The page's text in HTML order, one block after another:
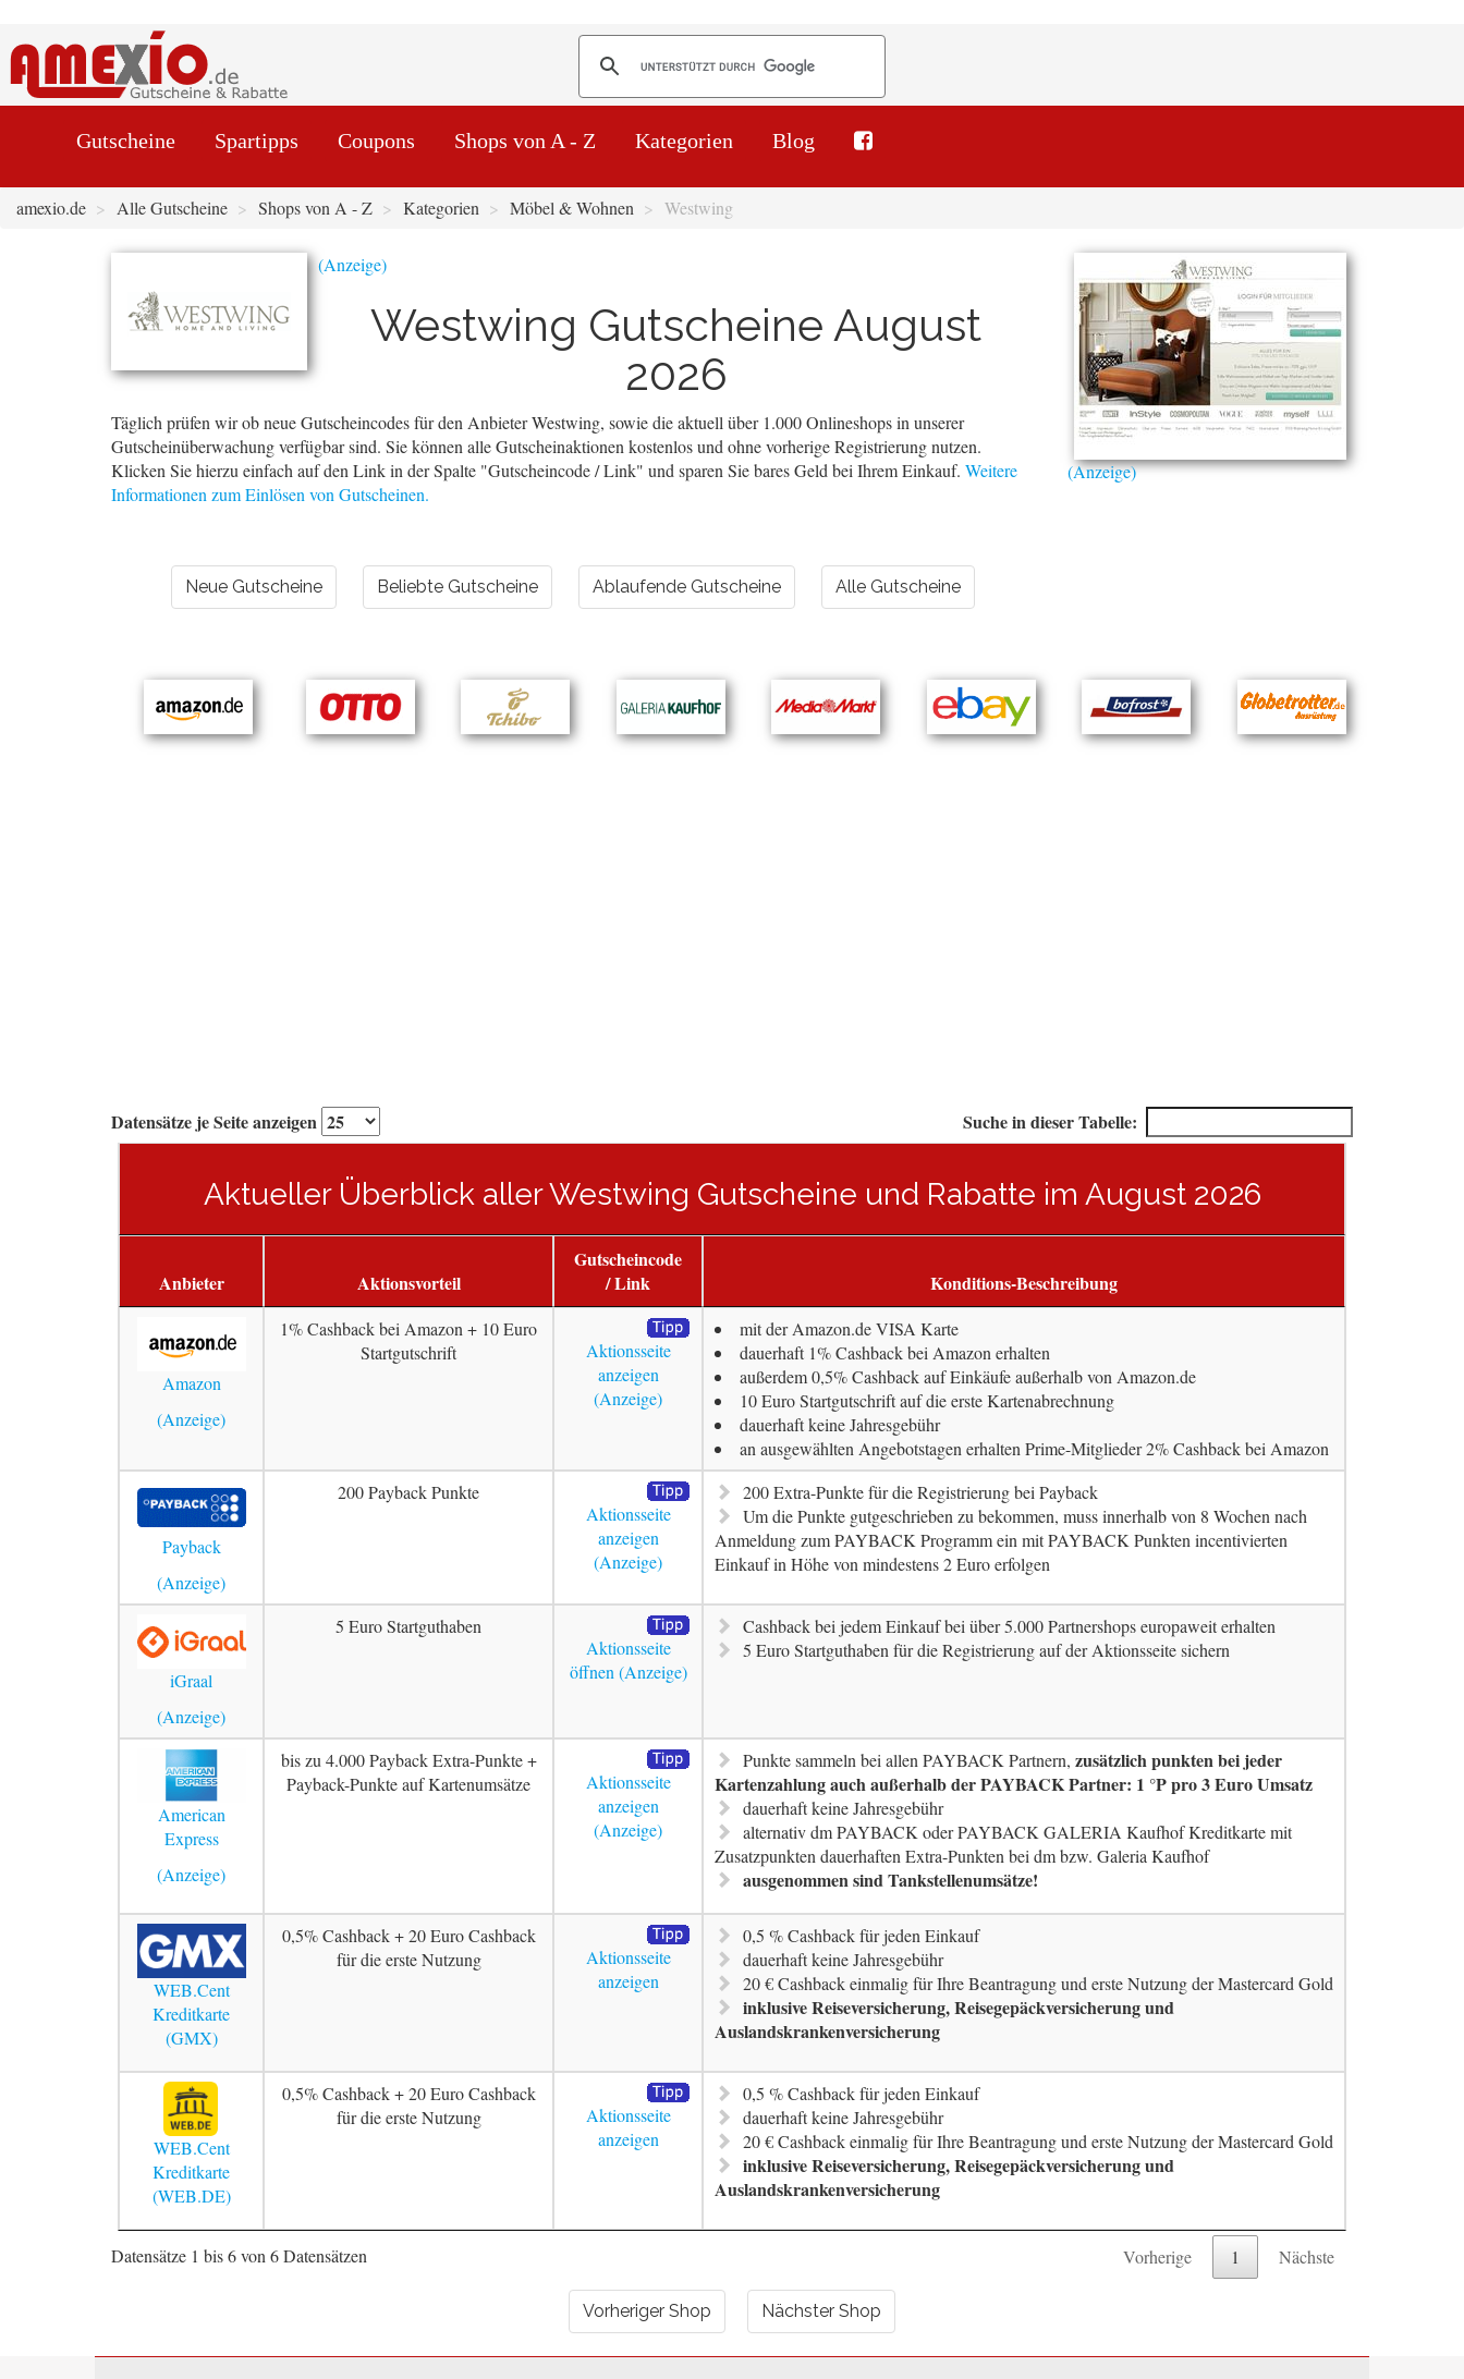
Gutscheine Spartipps Coupons Shops von A - Z Kategorien Blog
amexio.de Alle Gutscheine Shops von A - Z Kategorien Möbel & Wohnen Westwing
Westwing Gutscheine August
2026
Täglich prüfen wir ob neue Gutscheincodes für den Anbieter Westwing, sowie die aktuell über 1.000 Onlineshops in unserer
Gutscheinüberwachung verfügbar sind. Sie können alle Gutscheinaktionen kostenlos und ohne vorherige Registrierung nutzen.
Klicken Sie hierzu einfach auf den Link in der Spalte "Gutscheincode / Link" und sparen Sie bares Geld bei Ihrem Einkauf. Weitere
Informationen zum Einlösen von Gutscheinen.
Neue Gutscheine Beliebte Gutscheine Ablaufende Gutscheine Alle Gutscheine
Datensätze je Seite anzeigen Suche in dieser Tabelle:
Aktueller Überblick aller Westwing Gutscheine und Rabatte im August 2026
Anbieter Aktionsvorteil
Gutscheincode
/ Link
Konditions-Beschreibung
Amazon
1% Cashback bei Amazon + 10 Euro
Startgutschrift
Aktionsseite
anzeigen
mit der Amazon.de VISA Karte
dauerhaft 1% Cashback bei Amazon erhalten
außerdem 0,5% Cashback auf Einkäufe außerhalb von Amazon.de
10 Euro Startgutschrift auf die erste Kartenabrechnung
dauerhaft keine Jahresgebühr
an ausgewählten Angebotstagen erhalten Prime-Mitglieder 2% Cashback bei Amazon
Payback
200 Payback Punkte
Aktionsseite
anzeigen
200 Extra-Punkte für die Registrierung bei Payback
Um die Punkte gutgeschrieben zu bekommen, muss innerhalb von 8 Wochen nach
Anmeldung zum PAYBACK Programm ein mit PAYBACK Punkten incentivierten
Einkauf in Höhe von mindestens 2 Euro erfolgen
iGraal
5 Euro Startguthaben
Aktionsseite
öffnen
Cashback bei jedem Einkauf bei über 5.000 Partnershops europaweit erhalten
5 Euro Startguthaben für die Registrierung auf der Aktionsseite sichern
American
Express
bis zu 4.000 Payback Extra-Punkte +
Payback-Punkte auf Kartenumsätze
Aktionsseite
anzeigen
Punkte sammeln bei allen PAYBACK Partnern, zusätzlich punkten bei jeder
Kartenzahlung auch außerhalb der PAYBACK Partner: 1 °P pro 3 Euro Umsatz
dauerhaft keine Jahresgebühr
alternativ dm PAYBACK oder PAYBACK GALERIA Kaufhof Kreditkarte mit
Zusatzpunkten dauerhaften Extra-Punkten bei dm bzw. Galeria Kaufhof
ausgenommen sind Tankstellenumsätze!
WEB.Cent
Kreditkarte
(GMX)
0,5% Cashback + 20 Euro Cashback
für die erste Nutzung
Aktionsseite
anzeigen
0,5 % Cashback für jeden Einkauf
dauerhaft keine Jahresgebühr
20 € Cashback einmalig für Ihre Beantragung und erste Nutzung der Mastercard Gold
inklusive Reiseversicherung, Reisegepäckversicherung und
Auslandskrankenversicherung
WEB.Cent
Kreditkarte
(WEB.DE)
0,5% Cashback + 20 Euro Cashback
für die erste Nutzung
Aktionsseite
anzeigen
0,5 % Cashback für jeden Einkauf
dauerhaft keine Jahresgebühr
20 € Cashback einmalig für Ihre Beantragung und erste Nutzung der Mastercard Gold
inklusive Reiseversicherung, Reisegepäckversicherung und
Auslandskrankenversicherung
Datensätze 1 bis 6 von 6 Datensätzen Vorherige 1 Nächste
Vorheriger Shop Nächster Shop